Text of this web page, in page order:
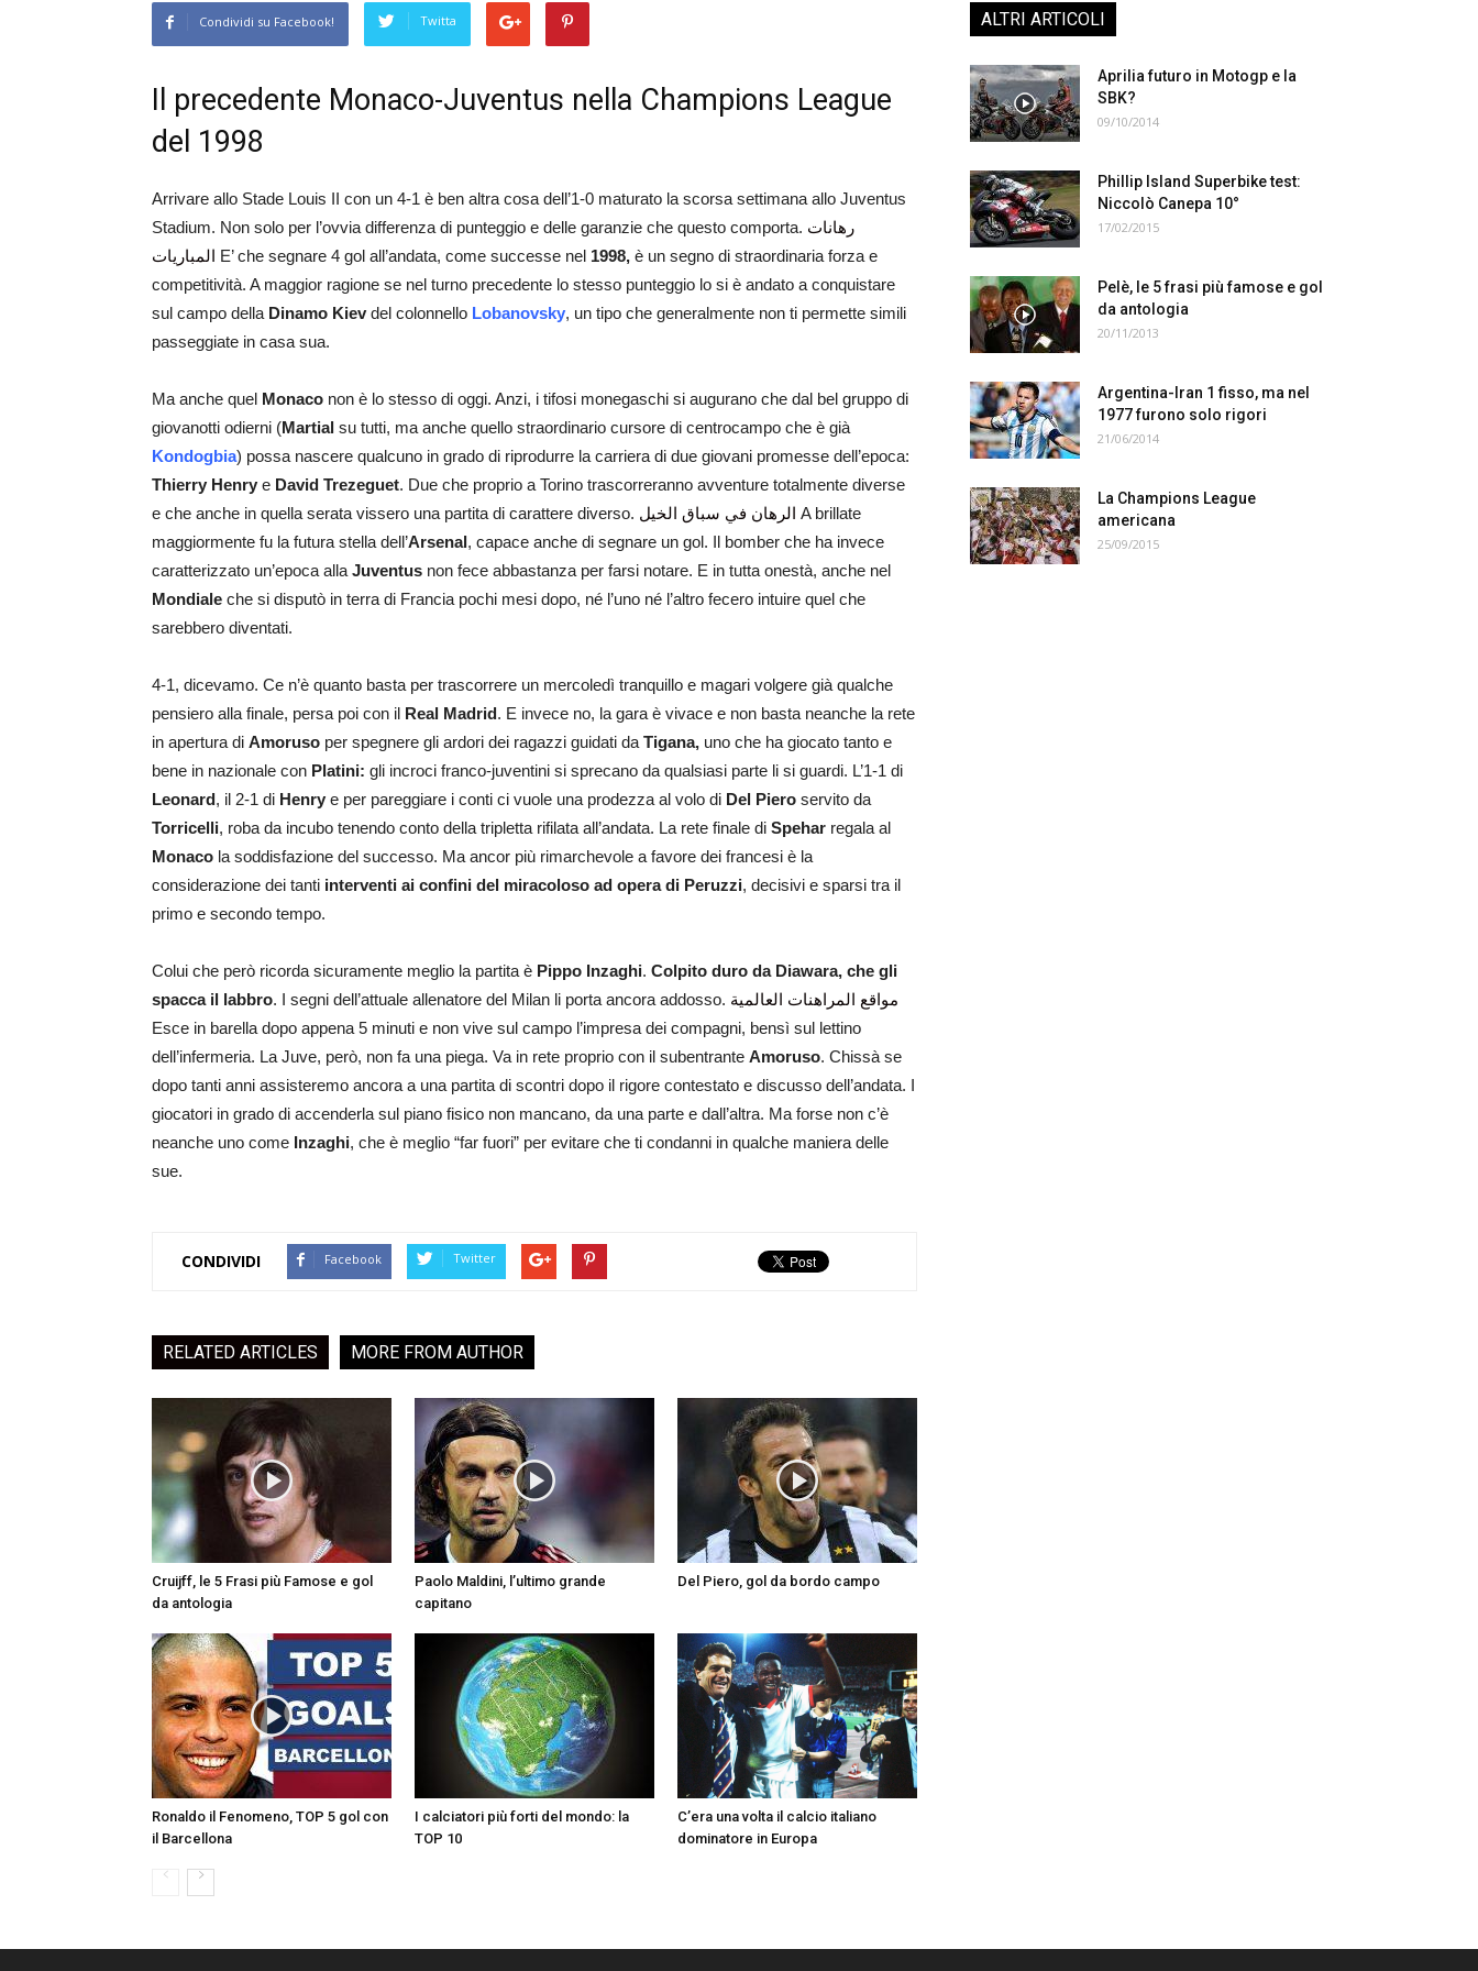
Condividi su Facebook! Twitta
Il precedente Monaco-Juventus nella Champions League
del 1998
Arrivare allo Stade Louis II con un 4-1 è ben altra cosa dell’1-0 maturato la scorsa settimana allo Juventus
Stadium. Non solo per l’ovvia differenza di punteggio e delle garanzie che questo comporta. رهانات
المباريات E’ che segnare 4 gol all’andata, come successe nel 1998, è un segno di straordinaria forza e
competitività. A maggior ragione se nel turno precedente lo stesso punteggio lo si è andato a conquistare
sul campo della Dinamo Kievdel colonnello Lobanovsky, un tipo che generalmente non ti permette simili
passeggiate in casa sua.
Ma anche quel Monaco non è lo stesso di oggi. Anzi, i tifosi monegaschi si augurano che dal bel gruppo di
giovanotti odierni (Martial su tutti, ma anche quello straordinario cursore di centrocampo che è già
Kondogbia) possa nascere qualcuno in grado di riprodurre la carriera di due giovani promesse dell’epoca:
Thierry Henry e David Trezeguet. Due che proprio a Torino trascorreranno avventure totalmente diverse
e che anche in quella serata vissero una partita di carattere diverso. الرهان في سباق الخيل A brillate
maggiormente fu la futura stella dell’Arsenal, capace anche di segnare un gol. Il bomber che ha invece
caratterizzato un’epoca alla Juventus non fece abbastanza per farsi notare. E in tutta onestà, anche nel
Mondiale che si disputò in terra di Francia pochi mesi dopo, né l’uno né l’altro fecero intuire quel che
sarebbero diventati.
4-1, dicevamo. Ce n’è quanto basta per trascorrere un mercoledì tranquillo e magari volgere già qualche
pensiero alla finale, persa poi con il Real Madrid. E invece no, la gara è vivace e non basta neanche la rete
in apertura di Amoruso per spegnere gli ardori dei ragazzi guidati da Tigana, uno che ha giocato tanto e
bene in nazionale con Platini: gli incroci franco-juventini si sprecano da qualsiasi parte li si guardi. L’1-1 di
Leonard, il 2-1 di Henry e per pareggiare i conti ci vuole una prodezza al volo di Del Piero servito da
Torricelli, roba da incubo tenendo conto della tripletta rifilata all’andata. La rete finale di Spehar regala al
Monaco la soddisfazione del successo. Ma ancor più rimarchevole a favore dei francesi è la
considerazione dei tanti interventi ai confini del miracoloso ad opera di Peruzzi, decisivi e sparsi tra il
primo e secondo tempo.
Colui che però ricorda sicuramente meglio la partita è Pippo Inzaghi. Colpito duro da Diawara, che gli
spacca il labbro. I segni dell’attuale allenatore del Milan li porta ancora addosso. مواقع المراهنات العالمية
Esce in barella dopo appena 5 minuti e non vive sul campo l’impresa dei compagni, bensì sul lettino
dell’infermeria. La Juve, però, non fa una piega. Va in rete proprio con il subentrante Amoruso. Chissà se
dopo tanti anni assisteremo ancora a una partita di scontri dopo il rigore contestato e discusso dell’andata. I
giocatori in grado di accenderla sul piano fisico non mancano, da una parte e dall’altra. Ma forse non c’è
neanche uno come Inzaghi, che è meglio “far fuori” per evitare che ti condanni in qualche maniera delle
sue.
CONDIVIDI Facebook Twitter
RELATED ARTICLES MORE FROM AUTHOR
Cruijff, le 5 Frasi più Famose e gol
da antologia
Paolo Maldini, l’ultimo grande
capitano
Del Piero, gol da bordo campo
Ronaldo il Fenomeno, TOP 5 gol con
il Barcellona
I calciatori più forti del mondo: la
TOP 10
C’era una volta il calcio italiano
dominatore in Europa
ALTRI ARTICOLI
Aprilia futuro in Motogp e la
SBK?
09/10/2014
Phillip Island Superbike test:
Niccolò Canepa 10°
17/02/2015
Pelè, le 5 frasi più famose e gol
da antologia
20/11/2013
Argentina-Iran 1 fisso, ma nel
1977 furono solo rigori
21/06/2014
La Champions League
americana
25/09/2015